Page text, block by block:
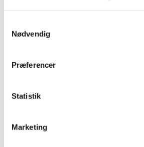
Nødvendig
Præferencer
Statistik
Marketing